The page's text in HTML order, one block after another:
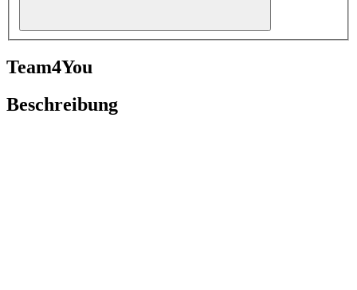
Team4You
Beschreibung